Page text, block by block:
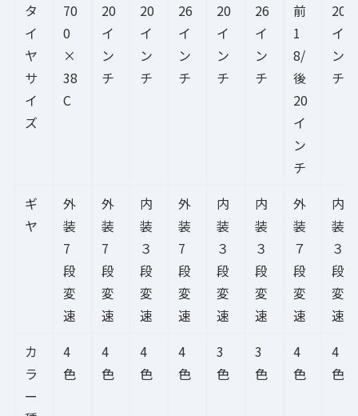
タ
イ
ヤ
サ
イ
ズ
70
0
×
38
C
20
イ
ン
チ
20
イ
ン
チ
26
イ
ン
チ
20
イ
ン
チ
26
イ
ン
チ
前
1
8/
後
20
イ
ン
チ
20
イ
ン
チ
ギ
ヤ
外
装
7
段
変
速
外
装
7
段
変
速
内
装
３
段
変
速
外
装
7
段
変
速
内
装
３
段
変
速
内
装
３
段
変
速
外
装
７
段
変
速
内
装
３
段
変
速
カ
ラ
ー
4
色
4
色
4
色
4
色
3
色
3
色
4
色
4
色